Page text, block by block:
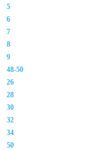
5
6
7
8
9
48-50
26
28
30
32
34
50